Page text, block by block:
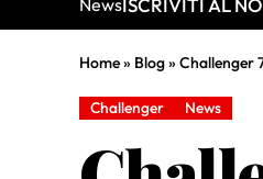
NewsISCRIVITI AL
Home» Blog» Challenger
Challenger News